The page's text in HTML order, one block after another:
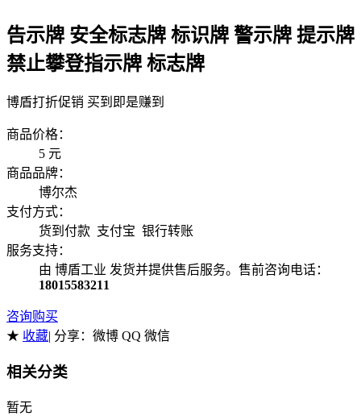
告示牌 安全标志牌 标识牌 警示牌 提示牌
禁止攀登指示牌 标志牌
博盾打折促销 买到即是赚到
商品价格：
5 元
商品品牌：
博尔杰
支付方式：
货到付款 支付宝 银行转账
服务支持：
由 博盾工业 发货并提供售后服务。售前咨询电话：
18015583211
咨询购买
★ 收藏 | 分享： 微博 QQ 微信
相关分类
暂无